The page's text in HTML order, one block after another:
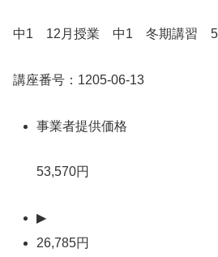
中1 12月授業 中1 冬期講習 5
講座番号：1205-06-13
事業者提供価格
53,570円
▶
26,785円